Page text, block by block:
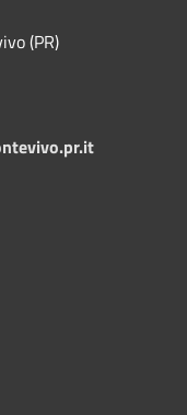
(PR)